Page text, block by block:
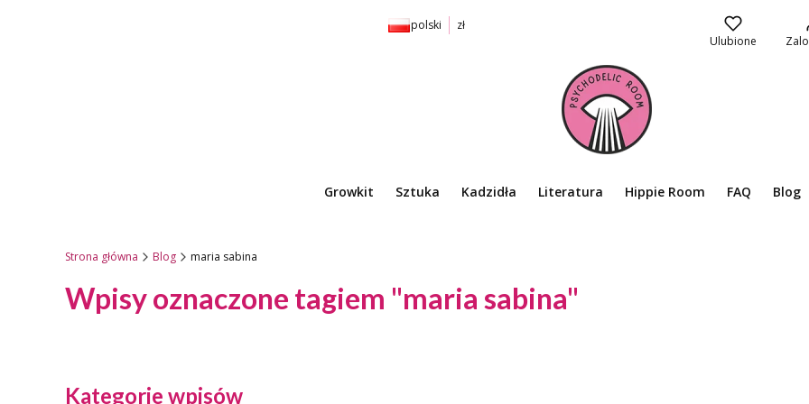
polski
zł
Ulubione
Growkit Sztuka Kadzidła Literatura Hippie Room FAQ Blog
Strona główna Blog maria sabina
Wpisy oznaczone tagiem "maria sabina"
Kategorie wpisów